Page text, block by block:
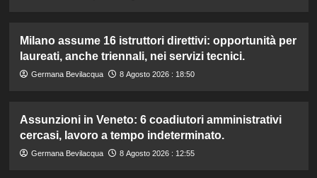
Milano assume 16 istruttori direttivi: opportunità per
laureati, anche triennali, nei servizi tecnici.
Germana Bevilacqua 8 Agosto 2026 : 18:50
Assunzioni in Veneto: 6 coadiutori amministrativi
cercasi, lavoro a tempo indeterminato.
Germana Bevilacqua 8 Agosto 2026 : 12:55